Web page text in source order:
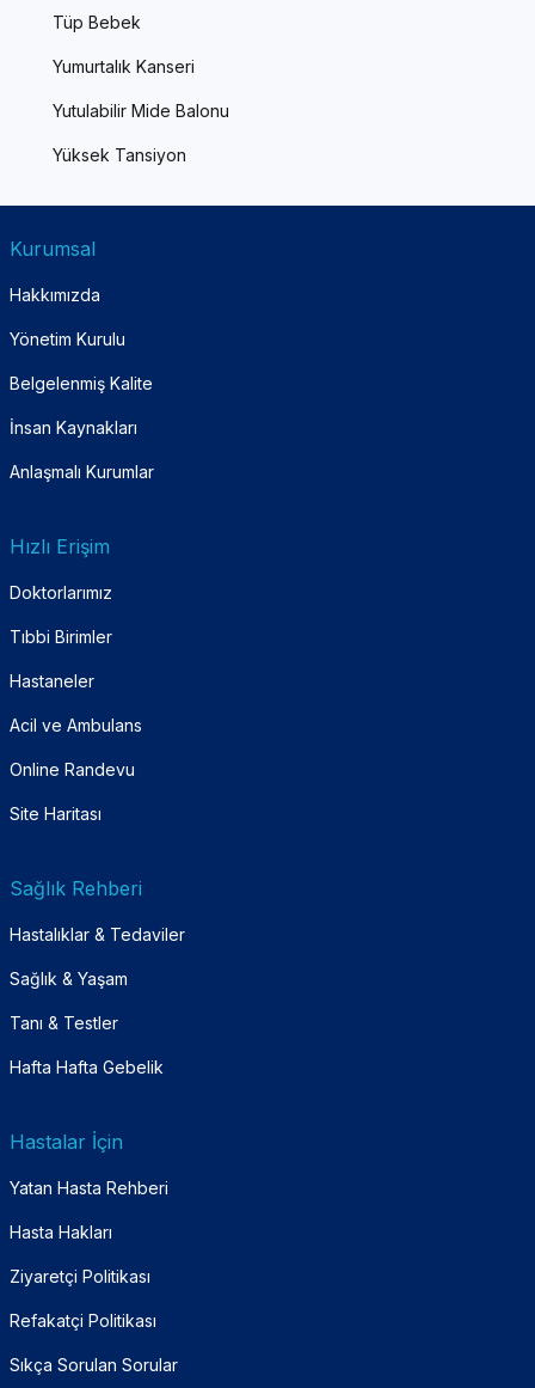
Tüp Bebek
Yumurtalık Kanseri
Yutulabilir Mide Balonu
Yüksek Tansiyon
Kurumsal
Hakkımızda
Yönetim Kurulu
Belgelenmiş Kalite
İnsan Kaynakları
Anlaşmalı Kurumlar
Hızlı Erişim
Doktorlarımız
Tıbbi Birimler
Hastaneler
Acil ve Ambulans
Online Randevu
Site Haritası
Sağlık Rehberi
Hastalıklar & Tedaviler
Sağlık & Yaşam
Tanı & Testler
Hafta Hafta Gebelik
Hastalar İçin
Yatan Hasta Rehberi
Hasta Hakları
Ziyaretçi Politikası
Refakatçi Politikası
Sıkça Sorulan Sorular